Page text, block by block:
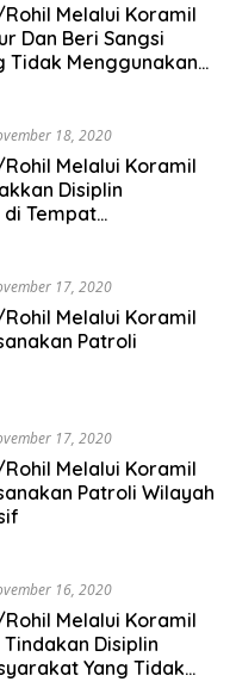
Rohil Melalui Koramil
Dan Beri Sangsi
Tidak Menggunakan
18, 2020
Rohil Melalui Koramil
Disiplin
di Tempat
17, 2020
Rohil Melalui Koramil
Patroli
17, 2020
Rohil Melalui Koramil
Patroli Wilayah
16, 2020
Rohil Melalui Koramil
Disiplin
Yang Tidak